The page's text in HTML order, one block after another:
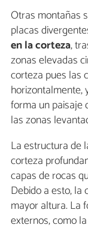
Otras montañas
placas
en la corteza,
zonas elevadas
corteza pues las
horizontalmente,
forma un paisaje
las zonas
La estructura de
corteza
capas de rocas
Debido a esto,
mayor altura. La
externos, como